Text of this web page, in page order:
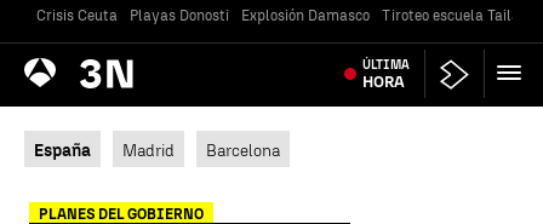
Crisis Ceuta Playas Donosti Explosión Damasco Tiroteo escuela
Antena
3 Noticias ÚLTIMA
HORA
España Madrid Barcelona
PLANES DEL GOBIERNO